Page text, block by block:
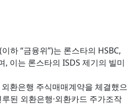
하 “금융위”)는 론스타의 HSBC,
이는 론스타의 ISDS 제기의 빌미
환은행 주식매매계약을 체결했으
된 외환은행·외환카드 주가조작